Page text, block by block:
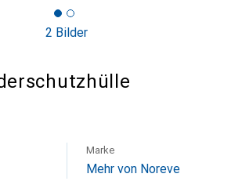
2 Bilder
Marke
Mehr von Noreve